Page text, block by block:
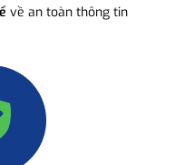
về an toàn thông tin